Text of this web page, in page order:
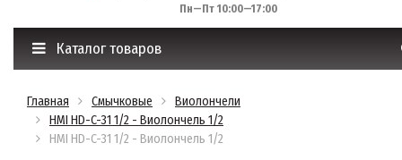
Пн—Пт 10:00—17:00
Каталог товаров
Главная Смычковые
Виолончели
HMI HD-C-31 1/2 - Виолончель 1/2
HMI HD-C-31 1/2 - Виолончель 1/2